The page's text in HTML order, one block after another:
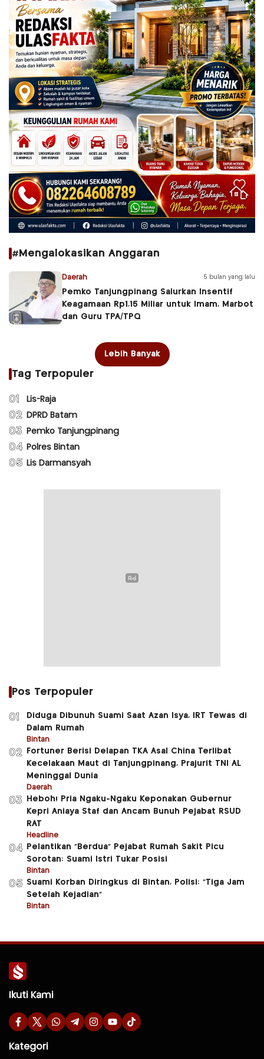
#Mengalokasikan Anggaran
Daerah 5 bulan yang lalu
Pemko Tanjungpinang Salurkan Insentif
Keagamaan Rp1,15 Miliar untuk Imam, Marbot
dan Guru TPA/TPQ
Lebih Banyak
Tag Terpopuler
01 Lis-Raja
02 DPRD Batam
03 Pemko Tanjungpinang
04 Polres Bintan
05 Lis Darmansyah
Pos Terpopuler
01
Diduga Dibunuh Suami Saat Azan Isya, IRT Tewas di
Dalam Rumah
Bintan
02
Fortuner Berisi Delapan TKA Asal China Terlibat
Kecelakaan Maut di Tanjungpinang, Prajurit TNI AL
Meninggal Dunia
Daerah
03
Heboh! Pria Ngaku-Ngaku Keponakan Gubernur
Kepri Aniaya Staf dan Ancam Bunuh Pejabat RSUD
RAT
Headline
04
Pelantikan “Berdua” Pejabat Rumah Sakit Picu
Sorotan: Suami Istri Tukar Posisi
Bintan
05 Suami Korban Diringkus di Bintan, Polisi: “Tiga Jam
Setelah Kejadian”
Bintan
Ikuti Kami
Kategori